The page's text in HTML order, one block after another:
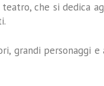
che si dedica
grandi personaggi